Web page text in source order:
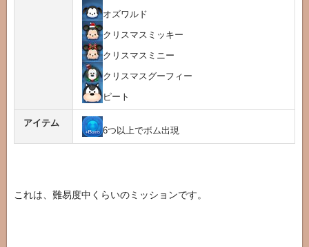
オズワルド
クリスマスミッキー
クリスマスミニー
クリスマスグーフィー
ピート
アイテム
6つ以上でボム出現
これは、難易度中くらいのミッションです。